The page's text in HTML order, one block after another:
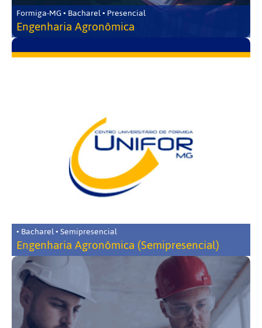
Formiga-MG • Bacharel • Presencial
Engenharia Agronômica
• Bacharel • Semipresencial
Engenharia Agronômica (Semipresencial)